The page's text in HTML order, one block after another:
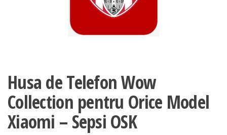
Husa de Telefon Wow
Collection pentru Orice Model
Xiaomi – Sepsi OSK